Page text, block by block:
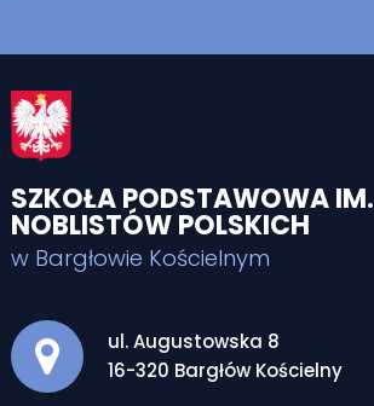
SZKOŁA PODSTAWOWA IM.
NOBLISTÓW POLSKICH
w Bargłowie Kościelnym
Adres pocztowy:
ul. Augustowska 8
16-320 Bargłów Kościelny